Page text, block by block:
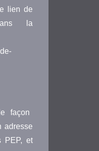
lien de
la
façon
adresse
PEP, et